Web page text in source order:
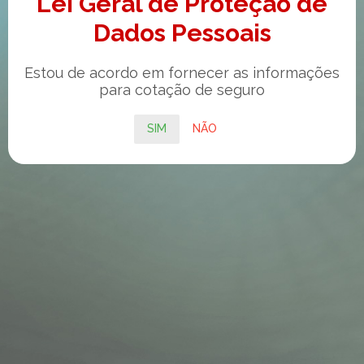
Dados Pessoais
Estou de acordo em fornecer as informações
para cotação de seguro
SIM NÃO